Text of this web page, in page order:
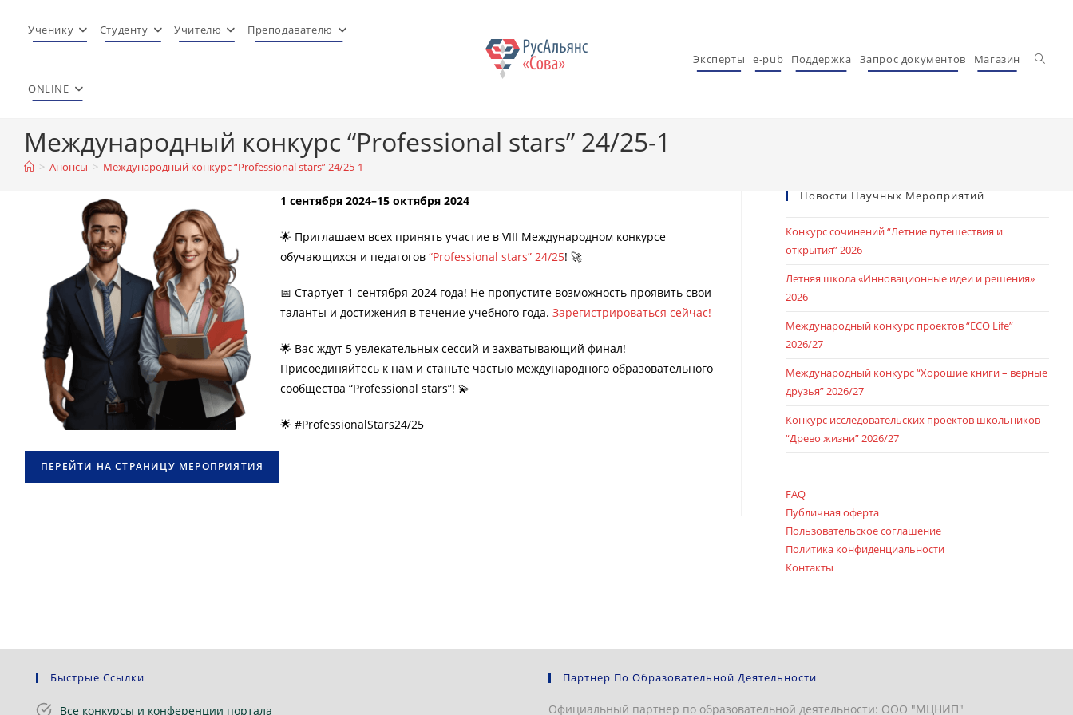
Ученику Студенту Учителю Преподавателю
ONLINE
Эксперты e-pub Поддержка Запрос документов Магазин
Международный конкурс “Professional stars” 24/25-1
> Анонсы > Международный конкурс “Professional stars” 24/25-1
1 сентября 2024–15 октября 2024
🌟 Приглашаем всех принять участие в VIII Международном конкурсе
обучающихся и педагогов “Professional stars” 24/25! 🚀
📅 Стартует 1 сентября 2024 года! Не пропустите возможность проявить свои
таланты и достижения в течение учебного года. Зарегистрироваться сейчас!
🌟 Вас ждут 5 увлекательных сессий и захватывающий финал!
Присоединяйтесь к нам и станьте частью международного образовательного
сообщества “Professional stars”! 💫
🌟 #ProfessionalStars24/25
ПЕРЕЙТИ НА СТРАНИЦУ МЕРОПРИЯТИЯ
Новости Научных Мероприятий
Конкурс сочинений “Летние путешествия и
открытия” 2026
Летняя школа «Инновационные идеи и решения»
2026
Международный конкурс проектов “ECO Life”
2026/27
Международный конкурс “Хорошие книги – верные
друзья” 2026/27
Конкурс исследовательских проектов школьников
“Древо жизни” 2026/27
FAQ
Публичная оферта
Пользовательское соглашение
Политика конфиденциальности
Контакты
Быстрые Ссылки
Все конкурсы и конференции портала
Партнер По Образовательной Деятельности
Официальный партнер по образовательной деятельности: ООО "МЦНИП"